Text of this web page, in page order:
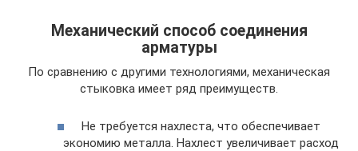
Механический способ соединения
арматуры
По сравнению с другими технологиями, механическая
стыковка имеет ряд преимуществ.
Не требуется нахлеста, что обеспечивает
экономию металла. Нахлест увеличивает расход